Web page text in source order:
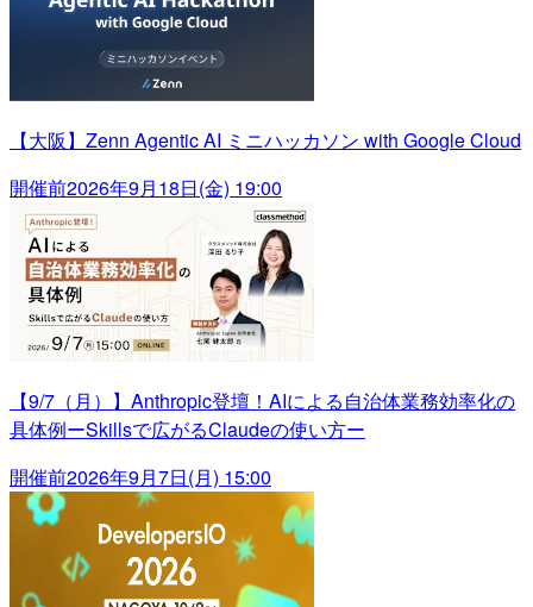
【大阪】Zenn Agentic AI ミニハッカソン with Google Cloud
開催前2026年9月18日(金) 19:00
【9/7（月）】Anthropic登壇！AIによる自治体業務効率化の
具体例ーSkillsで広がるClaudeの使い方ー
開催前2026年9月7日(月) 15:00